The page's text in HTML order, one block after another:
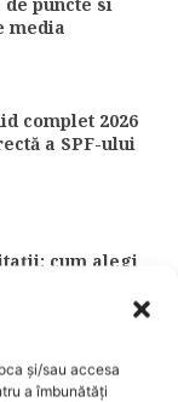
și/sau accesa
a îmbunătăți
media
complet 2026
a SPF-ului
cum alegi